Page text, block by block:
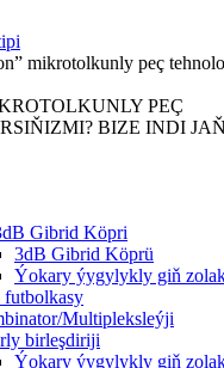
mikrotolkunly peç
PEÇ
BIZE INDI
Gibrid Köpri
3dB Gibrid Köprü
Ýokary ýygylykly giň
futbolkasy
Multipleksleýji
birleşdiriji
Ýokary ýygylykly giň